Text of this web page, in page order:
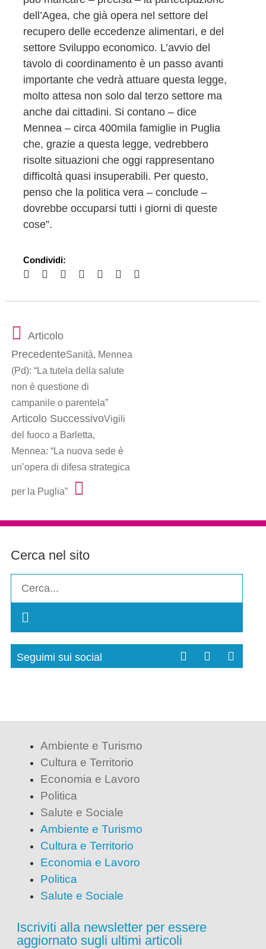
dell’Agea, che già opera nel settore del
recupero delle eccedenze alimentari, e del
settore Sviluppo economico. L’avvio del
tavolo di coordinamento è un passo avanti
importante che vedrà attuare questa legge,
molto attesa non solo dal terzo settore ma
anche dai cittadini. Si contano – dice
Mennea – circa 400mila famiglie in Puglia
che, grazie a questa legge, vedrebbero
risolte situazioni che oggi rappresentano
difficoltà quasi insuperabili. Per questo,
penso che la politica vera – conclude –
dovrebbe occuparsi tutti i giorni di queste
cose”.
Condividi:
Articolo
PrecedenteSanità, Mennea
(Pd): “La tutela della salute
non è questione di
campanile o parentela”
Articolo SuccessivoVigili
del fuoco a Barletta,
Mennea: “La nuova sede è
un’opera di difesa strategica
per la Puglia”
Cerca nel sito
Seguimi sui social
Ambiente e Turismo
Cultura e Territorio
Economia e Lavoro
Politica
Salute e Sociale
Ambiente e Turismo
Cultura e Territorio
Economia e Lavoro
Politica
Salute e Sociale
Iscriviti alla newsletter per essere
aggiornato sugli ultimi articoli